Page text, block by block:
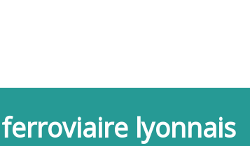
lyonnais